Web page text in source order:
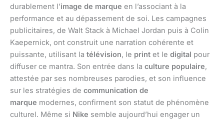
durablement l’image de marque en l’associant à la
performance et au dépassement de soi. Les campagnes
publicitaires, de Walt Stack à Michael Jordan puis à Colin
Kaepernick, ont construit une narration cohérente et
puissante, utilisant la télévision, le print et le digital pour
diffuser ce mantra. Son entrée dans la culture populaire,
attestée par ses nombreuses parodies, et son influence
sur les stratégies de communication de
marque modernes, confirment son statut de phénomène
culturel. Même si Nike semble aujourd’hui engager un